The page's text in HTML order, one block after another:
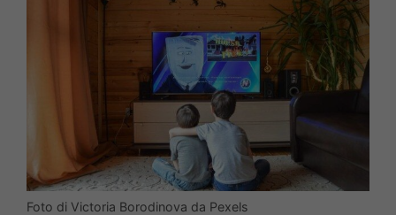
Foto di Victoria Borodinova da Pexels